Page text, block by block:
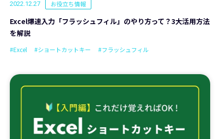
2022.12.27 お役立ち情報
Excel爆速入力「フラッシュフィル」のやり方って？3大活用方法
を解説
#Excel #ショートカットキー #フラッシュフィル